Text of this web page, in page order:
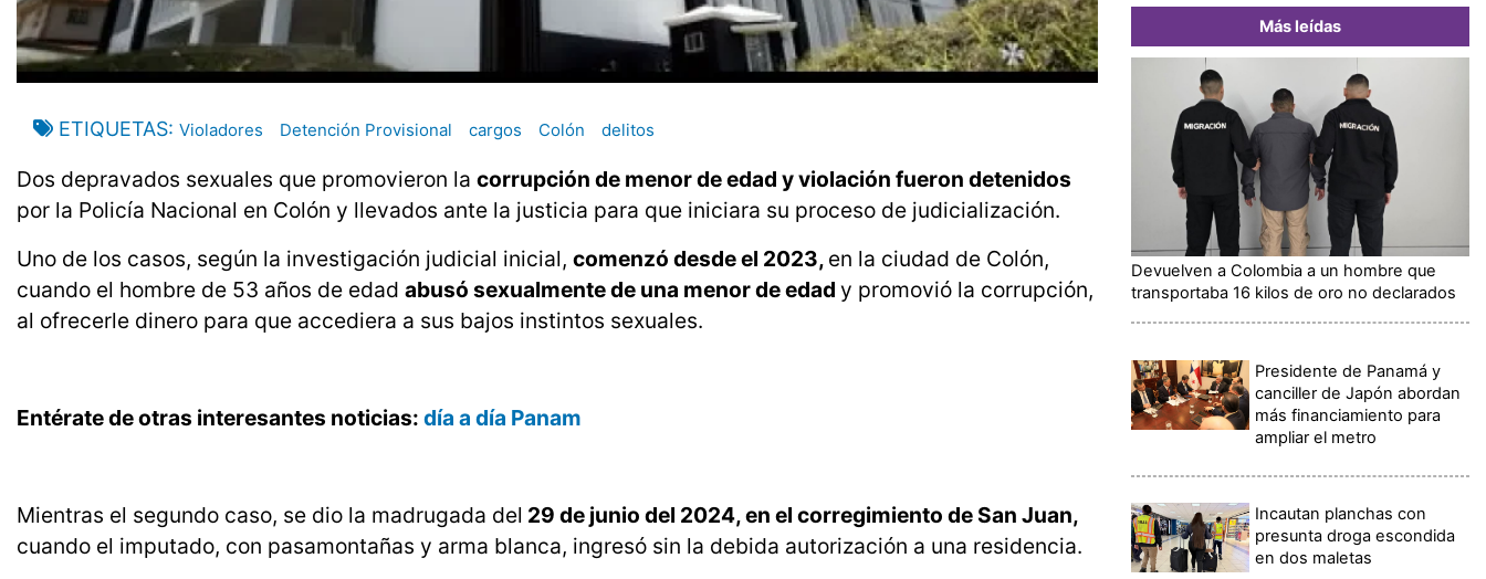
ETIQUETAS Violadores Detención Provisional cargos Colón delitos
Dos depravados sexuales que promovieron la corrupción de menor de edad y violación fueron detenidos
por la Policía Nacional en Colón y llevados ante la justicia para que iniciara su proceso de judicialización.
Uno de los casos, según la investigación judicial inicial, comenzó desde el 2023, en la ciudad de Colón,
cuando el hombre de 53 años de edad abusó sexualmente de una menor de edad y promovió la corrupción,
al ofrecerle dinero para que accediera a sus bajos instintos sexuales.
Entérate de otras interesantes noticias: día a día Panam
Mientras el segundo caso, se dio la madrugada del 29 de junio del 2024, en el corregimiento de San Juan,
cuando el imputado, con pasamontañas y arma blanca, ingresó sin la debida autorización a una residencia.
Más leídas
Devuelven a Colombia a un hombre que
transportaba 16 kilos de oro no declarados
Presidente de Panamá y
canciller de Japón abordan
más financiamiento para
ampliar el metro
Incautan planchas con
presunta droga escondida
en dos maletas